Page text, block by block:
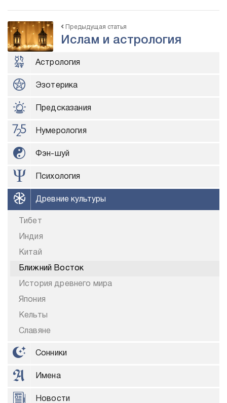
Предыдущая статья
Ислам и астрология
Астрология
Эзотерика
Предсказания
Нумерология
Фэн-шуй
Психология
Древние культуры
Тибет
Индия
Китай
Ближний Восток
История древнего мира
Япония
Кельты
Славяне
Сонники
Имена
Новости